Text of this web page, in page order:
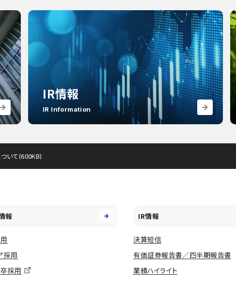
IR情報
IR Information
いて(600KB)
報
採用
採用
IR情報
決算短信
有価証券報告書／四半期報告書
業績ハイライト